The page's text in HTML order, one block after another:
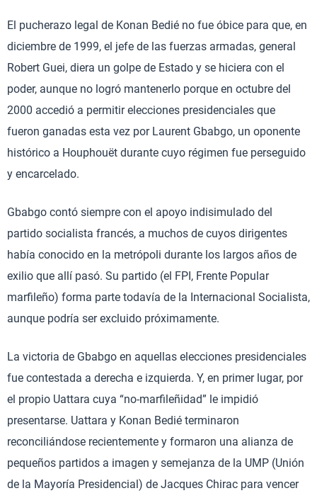
El pucherazo legal de Konan Bedié no fue óbice para que, en
diciembre de 1999, el jefe de las fuerzas armadas, general
Robert Guei, diera un golpe de Estado y se hiciera con el
poder, aunque no logró mantenerlo porque en octubre del
2000 accedió a permitir elecciones presidenciales que
fueron ganadas esta vez por Laurent Gbabgo, un oponente
histórico a Houphouët durante cuyo régimen fue perseguido
y encarcelado.
Gbabgo contó siempre con el apoyo indisimulado del
partido socialista francés, a muchos de cuyos dirigentes
había conocido en la metrópoli durante los largos años de
exilio que allí pasó. Su partido (el FPI, Frente Popular
marfileño) forma parte todavía de la Internacional Socialista,
aunque podría ser excluido próximamente.
La victoria de Gbabgo en aquellas elecciones presidenciales
fue contestada a derecha e izquierda. Y, en primer lugar, por
el propio Uattara cuya “no-marfileñidad” le impidió
presentarse. Uattara y Konan Bedié terminaron
reconciliándose recientemente y formaron una alianza de
pequeños partidos a imagen y semejanza de la UMP (Unión
de la Mayoría Presidencial) de Jacques Chirac para vencer